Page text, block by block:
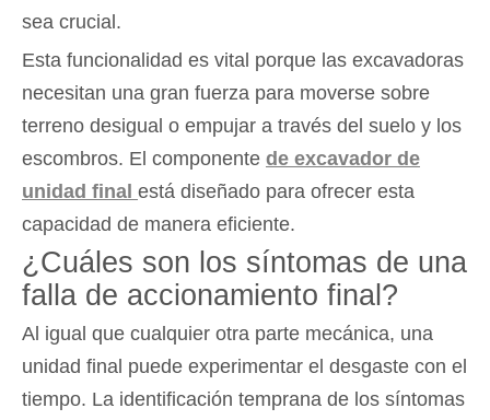
sea crucial.
Esta funcionalidad es vital porque las excavadoras
necesitan una gran fuerza para moverse sobre
terreno desigual o empujar a través del suelo y los
escombros. El componente de excavador de
unidad final está diseñado para ofrecer esta
capacidad de manera eficiente.
¿Cuáles son los síntomas de una
falla de accionamiento final?
Al igual que cualquier otra parte mecánica, una
unidad final puede experimentar el desgaste con el
tiempo. La identificación temprana de los síntomas